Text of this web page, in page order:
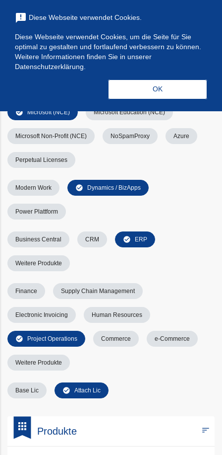
menu
Suchen
Filters Filter leeren
check_circle Microsoft (NCE)
Modern Work check_circle Dynamics / BizApps
Business Central CRM check_circle ERP
Finance Supply Chain Management
Electronic Invoicing Human Resources
check_circle Project Operations
Base Lic check_circle Attach Lic
Commerce e-Commerce
Weitere Produkte
Weitere Produkte
Power Plattform
Microsoft Education (NCE)
Microsoft Non-Profit (NCE) NoSpamProxy Azure
Perpetual Licenses
bookmark
apps Produkte sort
announcement Diese Webseite verwendet Cookies.
Diese Webseite verwendet Cookies, um die Seite für Sie
optimal zu gestalten und fortlaufend verbessern zu können.
Weitere Informationen finden Sie in unserer
Datenschutzerklärung.
OK